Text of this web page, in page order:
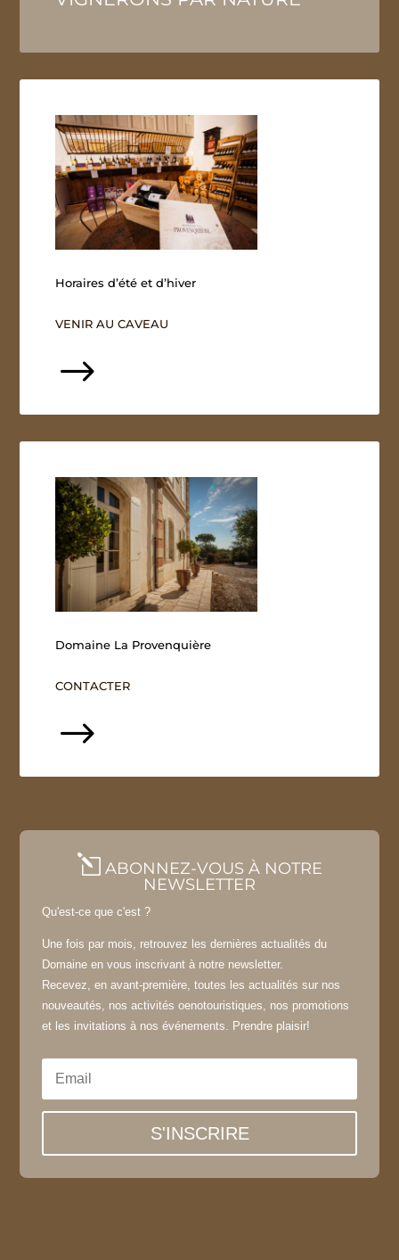
Horaires d’été et d’hiver
VENIR AU CAVEAU
$
Domaine La Provenquière
CONTACTER
$
l ABONNEZ-VOUS À NOTRE
NEWSLETTER
Qu'est-ce que c'est ?
Une fois par mois, retrouvez les dernières actualités du
Domaine en vous inscrivant à notre newsletter.
Recevez, en avant-première, toutes les actualités sur nos
nouveautés, nos activités oenotouristiques, nos promotions
et les invitations à nos événements. Prendre plaisir!
S'INSCRIRE